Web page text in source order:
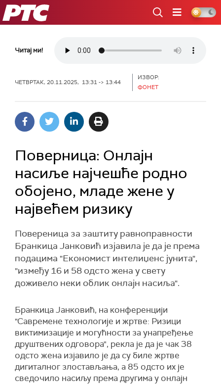
РТС
Читај ми!
ЧЕТВРТАК, 20.11.2025, 13:31 -> 13:44
ИЗВОР:
ФОНЕТ
Поверница: Онлајн
насиље најчешће родно
обојено, младе жене у
највећем ризику
Повереница за заштиту равноправности
Бранкица Јанковић изјавила је да је према
подацима "Економист интелиџенс јунита",
"између 16 и 58 одсто жена у свету
доживело неки облик онлајн насиља".
Бранкица Јанковић, на конференцији
"Савремене технологије и жртве: Ризици
виктимизације и могућности за унапређење
друштвених одговора", рекла је да је чак 38
одсто жена изјавило је да су биле жртве
дигиталног злостављања, а 85 одсто их је
сведочило насиљу према другима у онлајн